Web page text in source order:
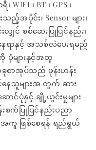
၊ BT ၊ GPS ၊
သည့်အပိုင်း၊ Sensor များ၊
ျှင် စစ်ဆေးပြုပြင်နည်း၊
ရာနှင့် အသစ်လဲပေးရမည့်
ပုံများနှင့်အတူ
စာအုပ်သည် ဖုန်းဟန်း
နေသူများအ တွက် ဆား
င်ပုံနှင့် ချို့ယွင်းမှုများ
စက်ပြုပြင်နည်းပညာ
ဖြစ်စေရန် ရည်ရွယ်